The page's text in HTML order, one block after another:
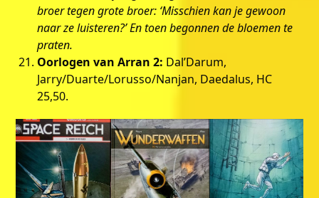
broer tegen grote broer: ‘Misschien kan je gewoon
naar ze luisteren?’ En toen begonnen de bloemen te
praten.
Oorlogen van Arran 2: Dal’Darum,
Jarry/Duarte/Lorusso/Nanjan, Daedalus, HC
25,50.